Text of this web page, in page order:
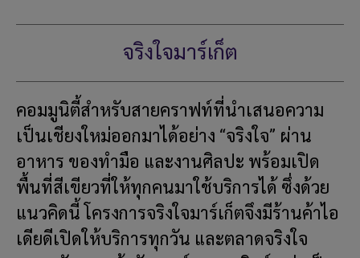
จริงใจมาร์เก็ต
คอมมูนิตี้สำหรับสายคราฟท์ที่นำเสนอความ
เป็นเชียงใหม่ออกมาได้อย่าง “จริงใจ” ผ่าน
อาหาร ของทำมือ และงานศิลปะ พร้อมเปิด
พื้นที่สีเขียวที่ให้ทุกคนมาใช้บริการได้ ซึ่งด้วย
แนวคิดนี้ โครงการจริงใจมาร์เก็ตจึงมีร้านค้าไอ
เดียดีเปิดให้บริการทุกวัน และตลาดจริงใจ